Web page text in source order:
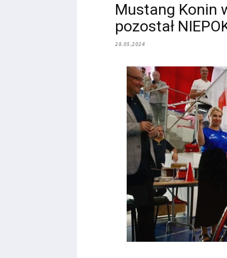
Mustang Konin
pozostał
28.05.2024